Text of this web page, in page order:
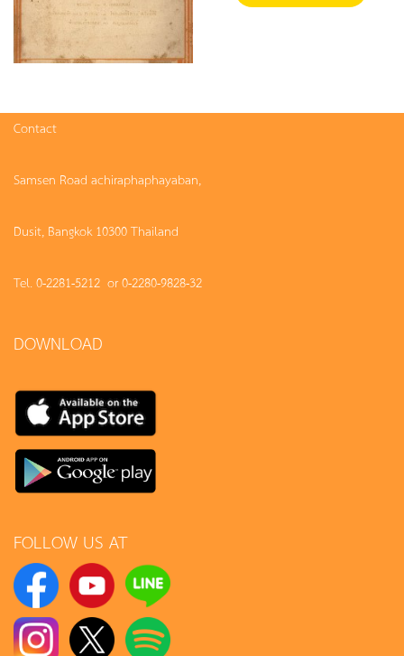
Contact
Samsen Road achiraphaphayaban,
Dusit, Bangkok 10300 Thailand
Tel. 0-2281-5212 or 0-2280-9828-32
DOWNLOAD
FOLLOW US AT